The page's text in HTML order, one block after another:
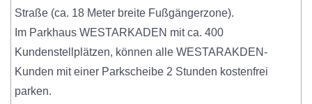
Straße (ca. 18 Meter breite Fußgängerzone).
Im Parkhaus WESTARKADEN mit ca. 400
Kundenstellplätzen, können alle WESTARAKDEN-
Kunden mit einer Parkscheibe 2 Stunden kostenfrei
parken.